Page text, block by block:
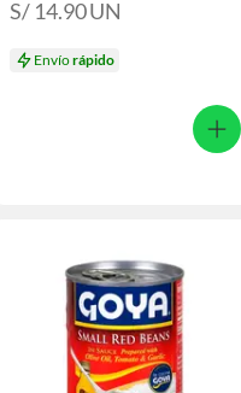
S/ 14.90UN
Envíorápido